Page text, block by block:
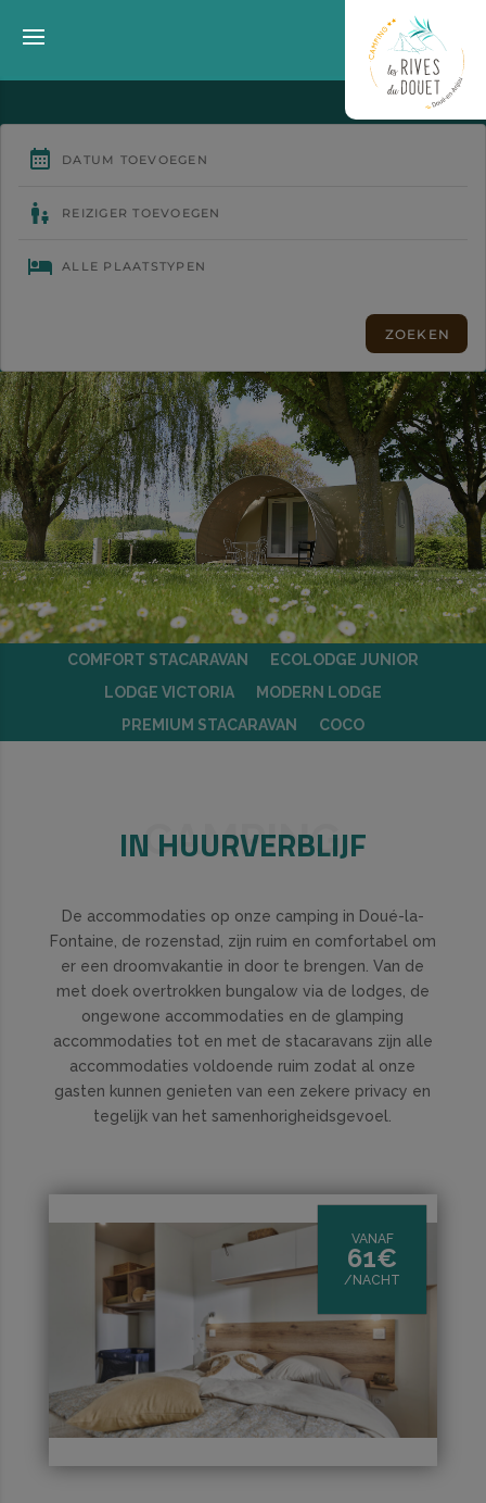
COMFORT STACARAVAN
ECOLODGE JUNIOR
LODGE VICTORIA
MODERN LODGE
PREMIUM STACARAVAN
COCO
IN HUURVERBLIJF
CAMPING
De accommodaties op onze camping in Doué-la-
Fontaine, de rozenstad, zijn ruim en comfortabel om
er een droomvakantie in door te brengen. Van de
met doek overtrokken bungalow via de lodges, de
ongewone accommodaties en de glamping
accommodaties tot en met de stacaravans zijn alle
accommodaties voldoende ruim zodat al onze
gasten kunnen genieten van een zekere privacy en
tegelijk van het samenhorigheidsgevoel.
VANAF
61€
/NACHT